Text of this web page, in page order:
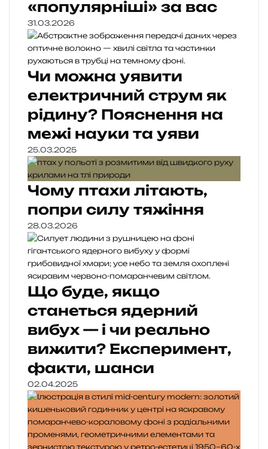
«популярніші» за вас
31.03.2026
Чи можна уявити
електричний струм як
рідину? Пояснення на
межі науки та уяви
25.03.2025
Чому птахи літають,
попри силу тяжіння
28.03.2026
Що буде, якщо
станеться ядерний
вибух — і чи реально
вижити? Експеримент,
факти, шанси
02.04.2025